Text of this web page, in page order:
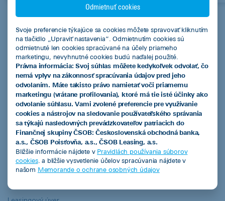
PredchádzajúcaNasledujúca
Pozrieť všetky
ČSOB Leasing a.s.
Odmietnuť cookies
Svoje preferencie týkajúce sa cookies môžete spravovať kliknutím
na tlačidlo „Upraviť nastavenia“. Odmietnutím cookies sú
odmietnuté len cookies spracúvané na účely priameho
marketingu, nevyhnutné cookies budú naďalej použité.
Právna informácia: Svoj súhlas môžete kedykoľvek odvolať, čo
nemá vplyv na zákonnosť spracúvania údajov pred jeho
odvolaním. Máte takisto právo namietať voči priamemu
marketingu (vrátane profilovania), ktoré má tie isté účinky ako
odvolanie súhlasu. Vami zvolené preferencie pre využívanie
cookies a nástrojov na sledovanie používateľského správania
sa týkajú nasledovných prevádzkovateľov patriacich do
Finančnej skupiny ČSOB: Československá obchodná banka,
a.s., ČSOB Poisťovňa, a.s., ČSOB Leasing, a.s.
Bližšie informácie nájdete v Pravidlách používania súborov
cookies. a bližšie vysvetlenie účelov spracúvania nájdete v
našom Memorande o ochrane osobných údajov